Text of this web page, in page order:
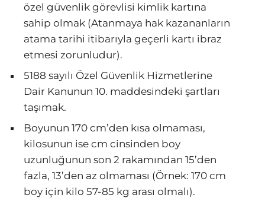
özel güvenlik görevlisi kimlik kartına
sahip olmak (Atanmaya hak kazananların
atama tarihi itibarıyla geçerli kartı ibraz
etmesi zorunludur).
5188 sayılı Özel Güvenlik Hizmetlerine
Dair Kanunun 10. maddesindeki şartları
taşımak.
Boyunun 170 cm’den kısa olmaması,
kilosunun ise cm cinsinden boy
uzunluğunun son 2 rakamından 15’den
fazla, 13’den az olmaması (Örnek: 170 cm
boy için kilo 57-85 kg arası olmalı).